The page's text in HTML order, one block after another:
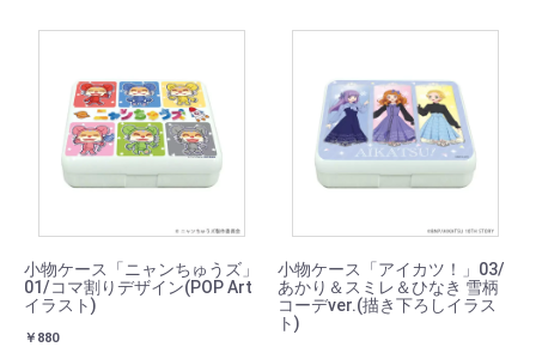
小物ケース「ニャンちゅうズ」
01/コマ割りデザイン(POP Art
イラスト)
￥880
小物ケース「アイカツ！」03/
あかり＆スミレ＆ひなき 雪柄
コーデver.(描き下ろしイラス
ト)